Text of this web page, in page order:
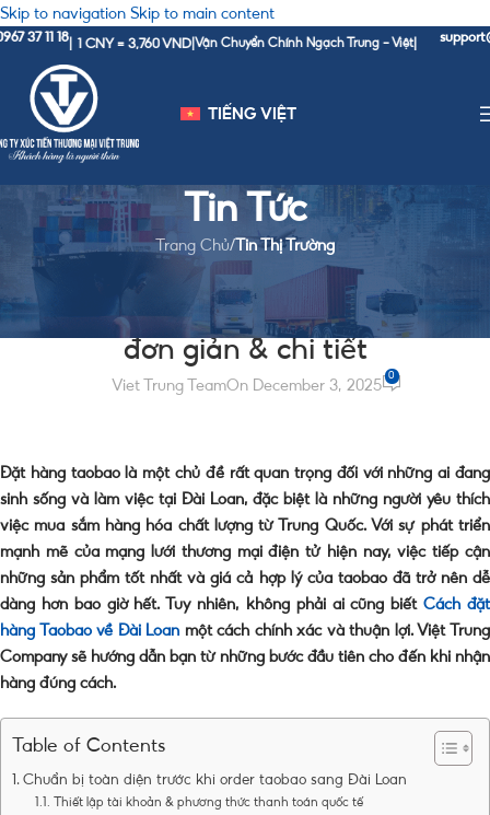
Skip to navigation Skip to main content
18| 1 CNY = 3,760 VND |Vận Chuyển Chính Ngạch Trung - Việt|
TIẾNG VIỆT
Tin Tức
Trang Chủ/ Tin Thị Trường
Cách đặt hàng Taobao về Đài Loan
đơn giản & chi tiết
Viet Trung TeamOn December 3, 2025
0
Đặt hàng taobao là một chủ đề rất quan trọng đối với những ai đang
sinh sống và làm việc tại Đài Loan, đặc biệt là những người yêu thích
việc mua sắm hàng hóa chất lượng từ Trung Quốc. Với sự phát triển
mạnh mẽ của mạng lưới thương mại điện tử hiện nay, việc tiếp cận
những sản phẩm tốt nhất và giá cả hợp lý của taobao đã trở nên dễ
dàng hơn bao giờ hết. Tuy nhiên, không phải ai cũng biếtCách đặt
hàng Taobao về Đài Loan một cách chính xác và thuận lợi. Việt Trung
Company sẽ hướng dẫn bạn từ những bước đầu tiên cho đến khi nhận
hàng đúng cách.
Table of Contents
Chuẩn bị toàn diện trước khi order taobao sang Đài Loan
Thiết lập tài khoản & phương thức thanh toán quốc tế